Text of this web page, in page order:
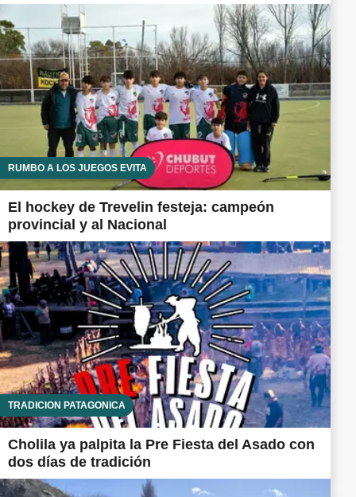
RUMBO A LOS JUEGOS EVITA
El hockey de Trevelin festeja: campeón
provincial y al Nacional
TRADICIÓN PATAGÓNICA
Cholila ya palpita la Pre Fiesta del Asado con
dos días de tradición